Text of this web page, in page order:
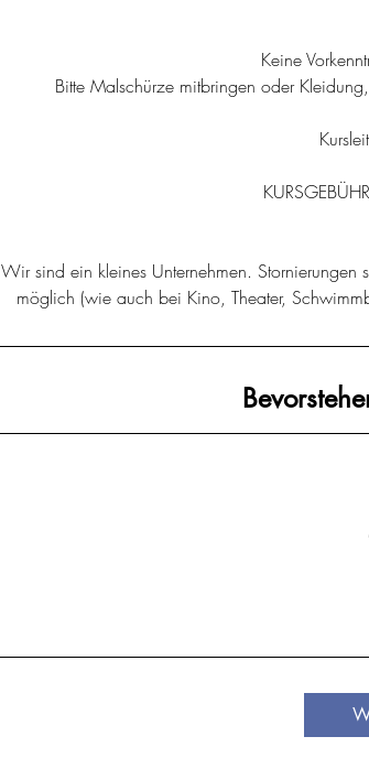
Keine
Bitte Malschürze mitbringen oder
Wir sind ein kleines Unternehmen.
möglich (wie auch bei Kino, Theater,